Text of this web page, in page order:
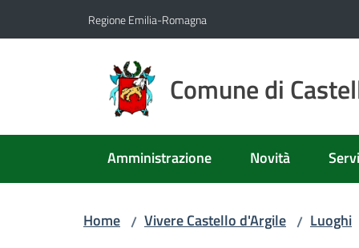
Regione Emilia-Romagna
Comune di
Amministrazione Novità
Home / Vivere Castello d'Argile / Luoghi